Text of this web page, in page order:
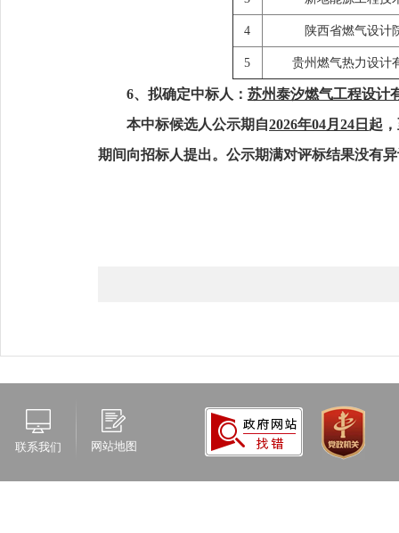
4 陕西省燃气设计
5 贵州燃气热力设计
6、拟确定中标人：苏州泰汐燃气工程设计
本中标候选人公示期自2026年04月24日 起
期间向招标人提出。公示期满对评标结果没有
联系我们 网站地图